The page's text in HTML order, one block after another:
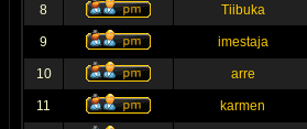
8 Tiibuka
9 imestaja
10 arre
11 karmen